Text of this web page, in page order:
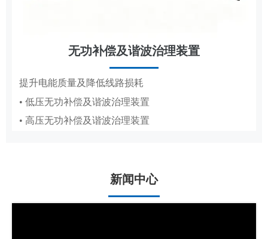
无功补偿及谐波治理装置
提升电能质量及降低线路损耗
• 低压无功补偿及谐波治理装置
• 高压无功补偿及谐波治理装置
节能改造
新闻中心